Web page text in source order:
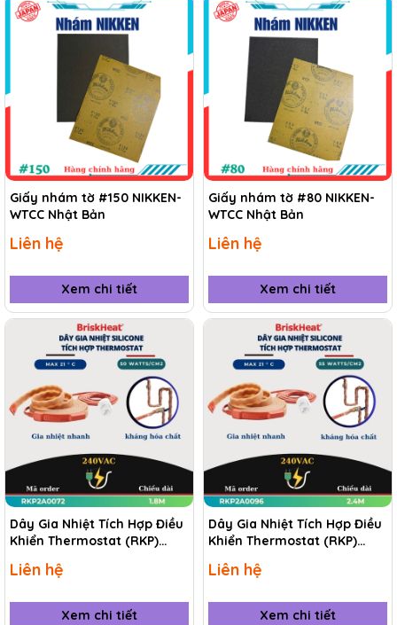
Giấy nhám tờ #150 NIKKEN-
WTCC Nhật Bản
Liên hệ
Xem chi tiết
Giấy nhám tờ #80 NIKKEN-
WTCC Nhật Bản
Liên hệ
Xem chi tiết
Dây Gia Nhiệt Tích Hợp Điều
Khiển Thermostat (RKP)
Liên hệ
Xem chi tiết
Dây Gia Nhiệt Tích Hợp Điều
Khiển Thermostat (RKP)
Liên hệ
Xem chi tiết